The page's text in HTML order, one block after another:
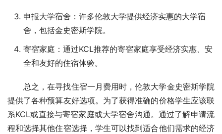
申报大学宿舍：许多伦敦大学提供经济实惠的大学宿
舍，包括金史密斯学院。
寄宿家庭：通过KCL推荐的寄宿家庭享受经济实惠、安
全和友好的住宿体验。
总之，在寻找住宿一月费用时，伦敦大学金史密斯学院
提供了各种预算友好选项。为了获得准确的价格学生应该联
系KCL或直接与寄宿家庭或大学宿舍沟通。通过了解申请流
程和选择其他住宿选择，学生可以找到适合他们需求的经济